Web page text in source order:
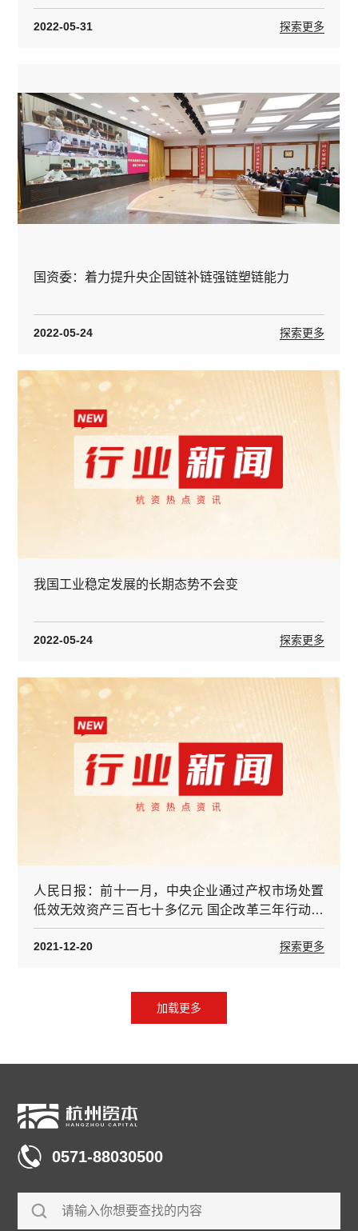
2022-05-31 探索更多
国资委：着力提升央企固链补链强链塑链能力
2022-05-24 探索更多
我国工业稳定发展的长期态势不会变
2022-05-24 探索更多
人民日报：前十一月，中央企业通过产权市场处置
低效无效资产三百七十多亿元 国企改革三年行动七
成目标任务完成
2021-12-20 探索更多
加载更多
0571-88030500